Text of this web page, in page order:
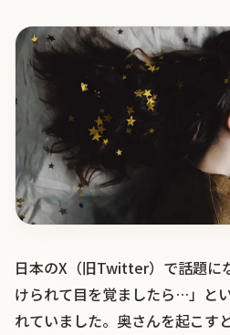
日本のX（旧Twitter）で話題に
けられて目を覚ましたら…」と
れていました。奥さんを起こす